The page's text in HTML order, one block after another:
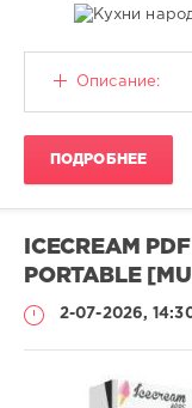
Книги
40
Кулинария,
PDF
Описание:
ПОДРОБНЕЕ
ICECREAM
PORTABLE
2-07-2026,